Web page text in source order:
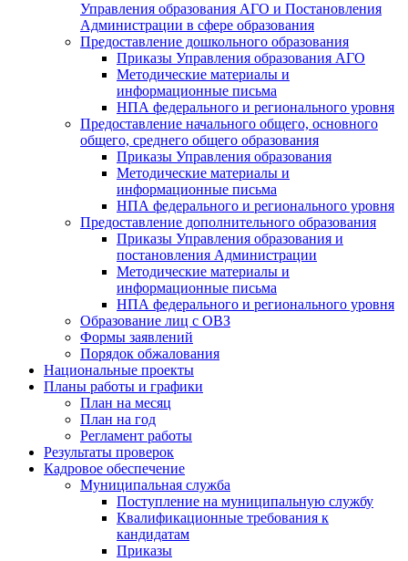
Управления образования АГО и Постановления
Администрации в сфере образования
Предоставление дошкольного образования
Приказы Управления образования АГО
Методические материалы и
информационные письма
НПА федерального и регионального уровня
Предоставление начального общего, основного
общего, среднего общего образования
Приказы Управления образования
Методические материалы и
информационные письма
НПА федерального и регионального уровня
Предоставление дополнительного образования
Приказы Управления образования и
постановления Администрации
Методические материалы и
информационные письма
НПА федерального и регионального уровня
Образование лиц с ОВЗ
Формы заявлений
Порядок обжалования
Национальные проекты
Планы работы и графики
План на месяц
План на год
Регламент работы
Результаты проверок
Кадровое обеспечение
Муниципальная служба
Поступление на муниципальную службу
Квалификационные требования к
кандидатам
Приказы